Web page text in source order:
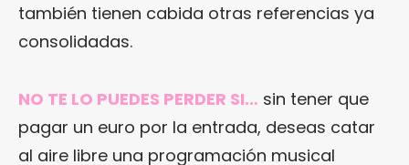
también tienen cabida otras referencias ya
consolidadas.
NO TE LO PUEDES PERDER SI… sin tener que
pagar un euro por la entrada, deseas catar
al aire libre una programación musical